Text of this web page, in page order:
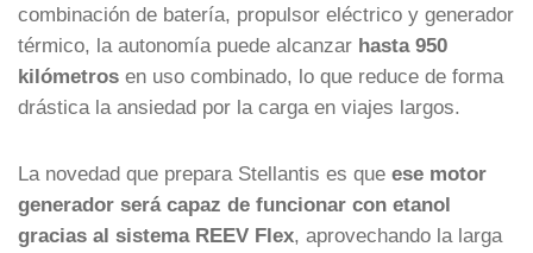
combinación de batería, propulsor eléctrico y generador
térmico, la autonomía puede alcanzar hasta 950
kilómetros en uso combinado, lo que reduce de forma
drástica la ansiedad por la carga en viajes largos.
La novedad que prepara Stellantis es que ese motor
generador será capaz de funcionar con etanol
gracias al sistema REEV Flex, aprovechando la larga